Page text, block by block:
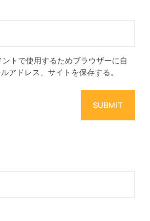
トで使用するためブラウザーに自
アドレス、サイトを保存する。